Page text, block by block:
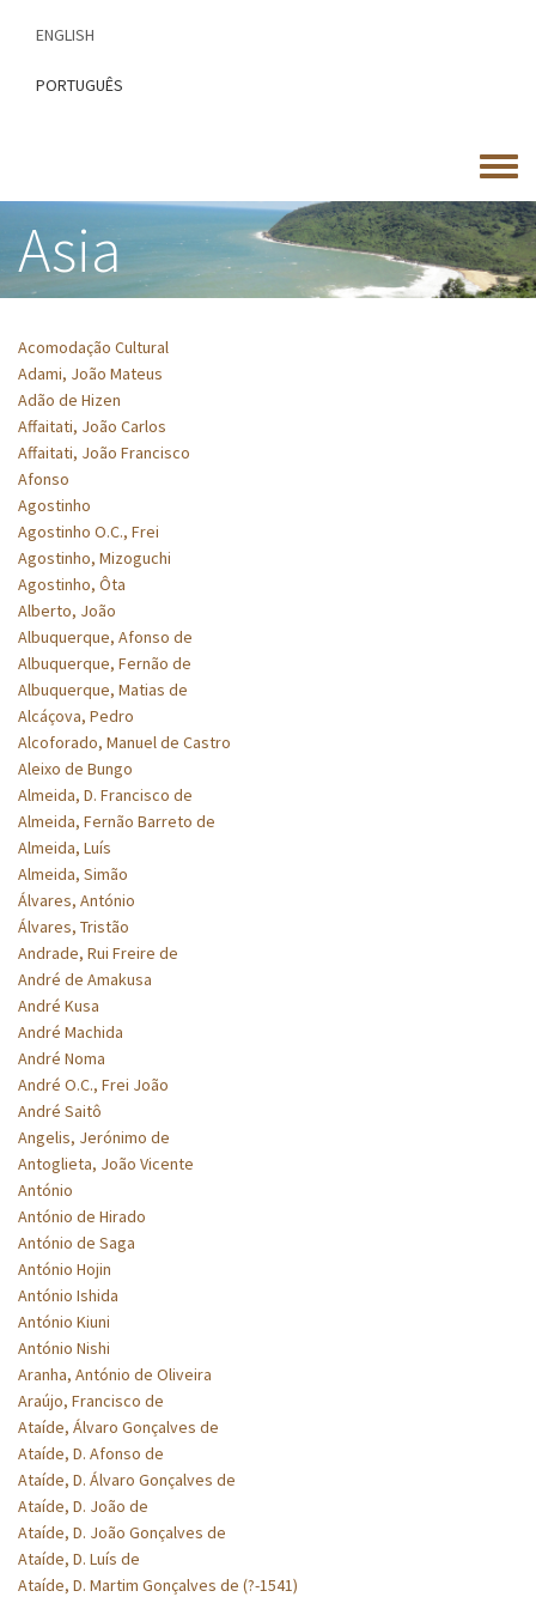
content
ENGLISH
PORTUGUÊS
Toggle
menu
Asia
Acomodação Cultural
Adami, João Mateus
Adão de Hizen
Affaitati, João Carlos
Affaitati, João Francisco
Afonso
Agostinho
Agostinho O.C., Frei
Agostinho, Mizoguchi
Agostinho, Ôta
Alberto, João
Albuquerque, Afonso de
Albuquerque, Fernão de
Albuquerque, Matias de
Alcáçova, Pedro
Alcoforado, Manuel de Castro
Aleixo de Bungo
Almeida, D. Francisco de
Almeida, Fernão Barreto de
Almeida, Luís
Almeida, Simão
Álvares, António
Álvares, Tristão
Andrade, Rui Freire de
André de Amakusa
André Kusa
André Machida
André Noma
André O.C., Frei João
André Saitô
Angelis, Jerónimo de
Antoglieta, João Vicente
António
António de Hirado
António de Saga
António Hojin
António Ishida
António Kiuni
António Nishi
Aranha, António de Oliveira
Araújo, Francisco de
Ataíde, Álvaro Gonçalves de
Ataíde, D. Afonso de
Ataíde, D. Álvaro Gonçalves de
Ataíde, D. João de
Ataíde, D. João Gonçalves de
Ataíde, D. Luís de
Ataíde, D. Martim Gonçalves de (?-1541)